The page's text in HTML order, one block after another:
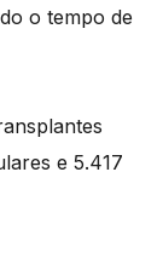
o tempo de
e 5.417